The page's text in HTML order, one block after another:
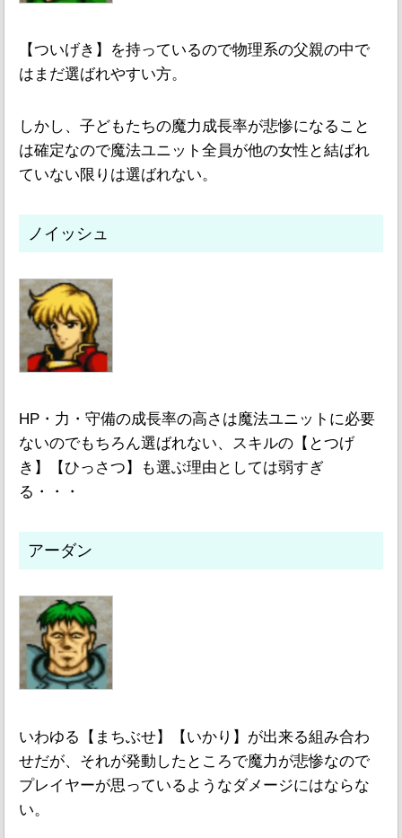
【ついげき】を持っているので物理系の父親の中で
はまだ選ばれやすい方。
しかし、子どもたちの魔力成長率が悲惨になること
は確定なので魔法ユニット全員が他の女性と結ばれ
ていない限りは選ばれない。
ノイッシュ
HP・力・守備の成長率の高さは魔法ユニットに必要
ないのでもちろん選ばれない、スキルの【とつげ
き】【ひっさつ】も選ぶ理由としては弱すぎ
る・・・
アーダン
いわゆる【まちぶせ】【いかり】が出来る組み合わ
せだが、それが発動したところで魔力が悲惨なので
プレイヤーが思っているようなダメージにはならな
い。